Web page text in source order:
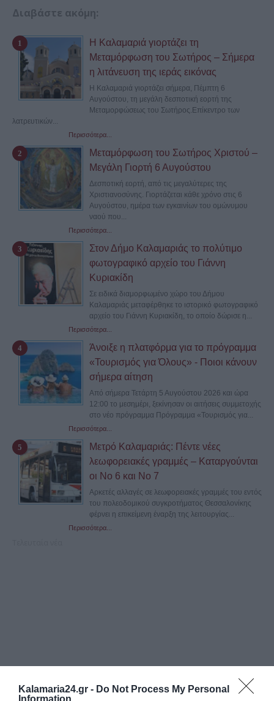
Kalamaria24.gr - Do Not Process My Personal
Information
Διαβάστε ακόμη:
Η Καλαμαριά γιορτάζει τη
Μεταμόρφωση του Σωτήρος – Σήμερα
η λιτάνευση της ιεράς εικόνας
Η Καλαμαριά γιορτάζει σήμερα, Πέμπτη 6
Αυγούστου, τη μεγάλη δεσποτική εορτή της
Μεταμορφώσεως του Σωτήρος.Επίκεντρο των
λατρευτικών...
Περισσότερα...
Μεταμόρφωση του Σωτήρος Χριστού –
Μεγάλη Γιορτή 6 Αυγούστου
Δεσποτική εορτή, από τις μεγαλύτερες της
Χριστιανοσύνης. Γιορτάζεται κάθε χρόνο στις 6
Αυγούστου, ημέρα των εγκαινίων του ομώνυμου
ναού που...
Περισσότερα...
Στον Δήμο Καλαμαριάς το πολύτιμο
φωτογραφικό αρχείο του Γιάννη
Κυριακίδη
Σε ειδικά διαμορφωμένο χώρο του Δήμου
Καλαμαριάς μεταφέρθηκε το ιστορικό φωτογραφικό
αρχείο του Γιάννη Κυριακίδη, το οποίο δώρισε η...
Περισσότερα...
Άνοιξε η πλατφόρμα για το πρόγραμμα
«Τουρισμός για Όλους» - Ποιοι κάνουν
σήμερα αίτηση
Από σήμερα Τετάρτη 5 Αυγούστου 2026 και ώρα
12:00 το μεσημέρι, ξεκίνησαν οι αιτήσεις συμμετοχής
στο νέο πρόγραμμα Πρόγραμμα «Τουρισμός για...
Περισσότερα...
Μετρό Καλαμαριάς: Πέντε νέες
λεωφορειακές γραμμές – Καταργούνται
οι Νο 6 και Νο 7
Αρκετές αλλαγές σε λεωφορειακές γραμμές του εντός
του πολεοδομικού συγκροτήματος Θεσσαλονίκης
φέρνει η επικείμενη έναρξη της λειτουργίας...
Περισσότερα...